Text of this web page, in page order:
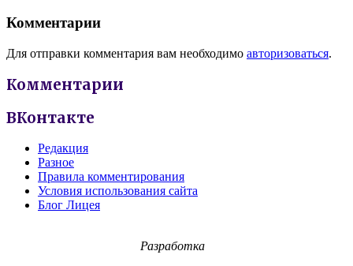
Комментарии
Для отправки комментария вам необходимо авторизоваться.
Комментарии
ВКонтакте
Редакция
Разное
Правила комментирования
Условия использования сайта
Блог Лицея
Разработка